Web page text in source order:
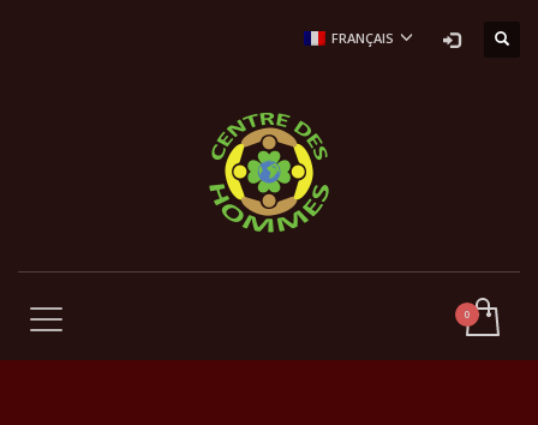
FRANÇAIS